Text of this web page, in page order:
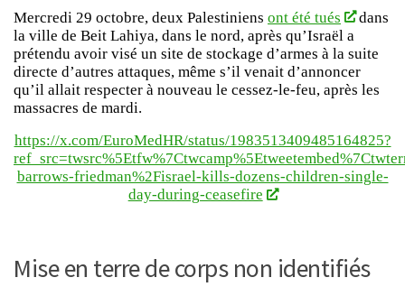
Mercredi 29 octobre, deux Palestiniens ont été tués
dans
la ville de Beit Lahiya, dans le nord, après qu’Israël a
prétendu avoir visé un site de stockage d’armes à la suite
directe d’autres attaques, même s’il venait d’annoncer
qu’il allait respecter à nouveau le cessez-le-feu, après les
massacres de mardi.
https://x.com/EuroMedHR/status/1983513409485164825?
barrows-friedman%2Fisrael-kills-dozens-children-single-
day-during-ceasefire
Mise en terre de corps non identifiés